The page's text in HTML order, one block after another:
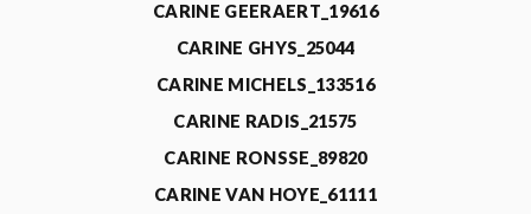
CARINE GEERAERT_19616
CARINE GHYS_25044
CARINE MICHELS_133516
CARINE RADIS_21575
CARINE RONSSE_89820
CARINE VAN HOYE_61111